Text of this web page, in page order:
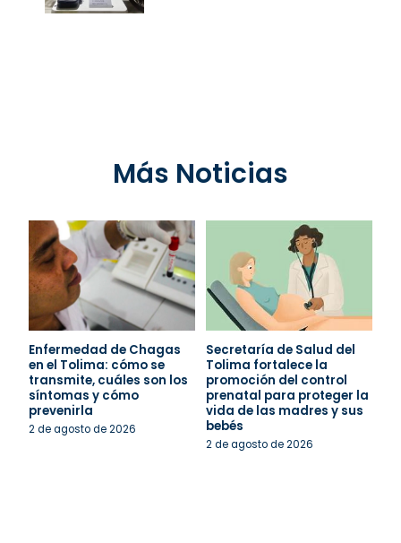
Más Noticias
Enfermedad de Chagas
en el Tolima: cómo se
transmite, cuáles son los
síntomas y cómo
prevenirla
2 de agosto de 2026
Secretaría de Salud del
Tolima fortalece la
promoción del control
prenatal para proteger la
vida de las madres y sus
bebés
2 de agosto de 2026